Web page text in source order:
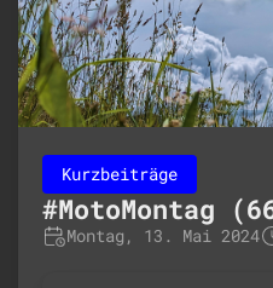
Kurzbeiträge
#MotoMontag
Montag, 13. Mai 2024